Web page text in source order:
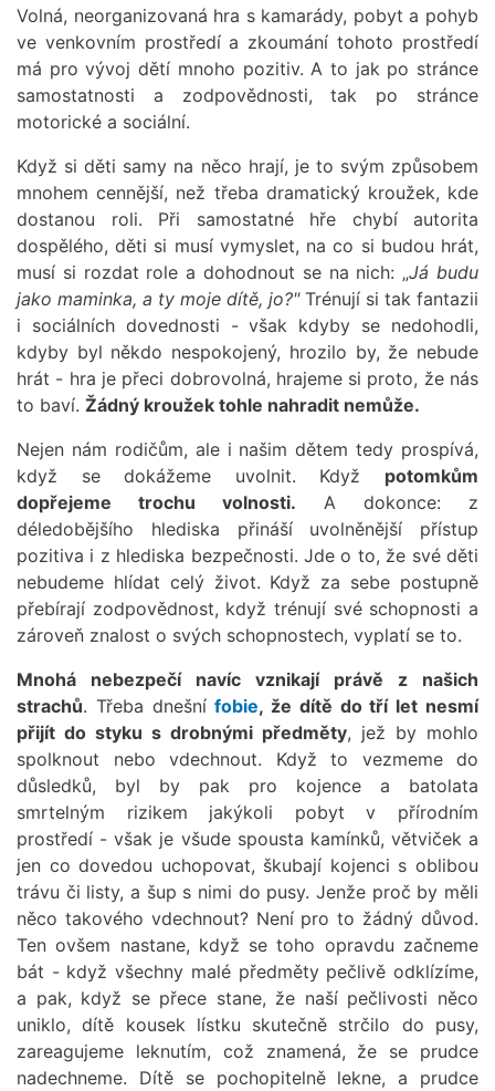
Volná, neorganizovaná hra s kamarády, pobyt a pohyb
ve venkovním prostředí a zkoumání tohoto prostředí
má pro vývoj dětí mnoho pozitiv. A to jak po stránce
samostatnosti a zodpovědnosti, tak po stránce
motorické a sociální.
Když si děti samy na něco hrají, je to svým způsobem
mnohem cennější, než třeba dramatický kroužek, kde
dostanou roli. Při samostatné hře chybí autorita
dospělého, děti si musí vymyslet, na co si budou hrát,
musí si rozdat role a dohodnout se na nich: „Já budu
jako maminka, a ty moje dítě, jo?"Trénují si tak fantazii
i sociálních dovednosti - však kdyby se nedohodli,
kdyby byl někdo nespokojený, hrozilo by, že nebude
hrát - hra je přeci dobrovolná, hrajeme si proto, že nás
to baví. Žádný kroužek tohle nahradit nemůže.
Nejen nám rodičům, ale i našim dětem tedy prospívá,
když se dokážeme uvolnit. Když potomkům
dopřejeme trochu volnosti. A dokonce: z
déledobějšího hlediska přináší uvolněnější přístup
pozitiva i z hlediska bezpečnosti. Jde o to, že své děti
nebudeme hlídat celý život. Když za sebe postupně
přebírají zodpovědnost, když trénují své schopnosti a
zároveň znalost o svých schopnostech, vyplatí se to.
Mnohá nebezpečí navíc vznikají právě z našich
strachů. Třeba dnešnífobie, že dítě do tří let nesmí
přijít do styku s drobnými předměty, jež by mohlo
spolknout nebo vdechnout. Když to vezmeme do
důsledků, byl by pak pro kojence a batolata
smrtelným rizikem jakýkoli pobyt v přírodním
prostředí - však je všude spousta kamínků, větviček a
jen co dovedou uchopovat, škubají kojenci s oblibou
trávu či listy, a šup s nimi do pusy. Jenže proč by měli
něco takového vdechnout? Není pro to žádný důvod.
Ten ovšem nastane, když se toho opravdu začneme
bát - když všechny malé předměty pečlivě odklízíme,
a pak, když se přece stane, že naší pečlivosti něco
uniklo, dítě kousek lístku skutečně strčilo do pusy,
zareagujeme leknutím, což znamená, že se prudce
nadechneme. Dítě se pochopitelně lekne, a prudce